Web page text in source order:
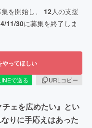
を開始し、 12人の支援
11/30に募集を終了しま
やってほしい
で送る
URLコピー
ェを広めたい』とい
りに手応えはあった